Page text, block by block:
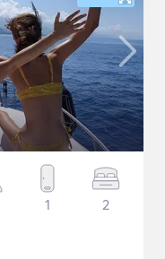
1 2